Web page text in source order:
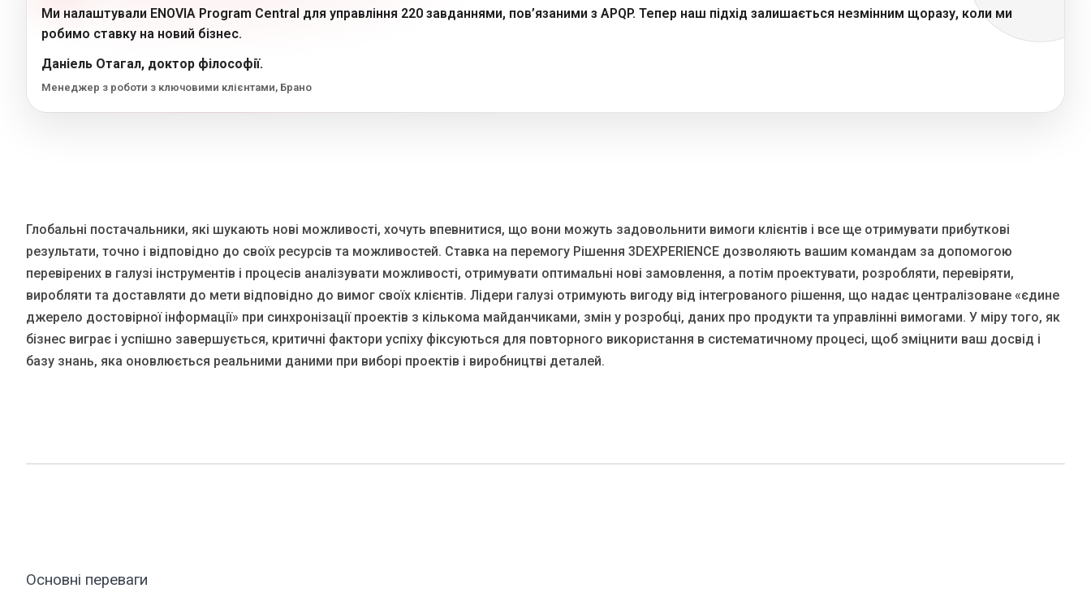
Ми налаштували ENOVIA Program Central для управління 220 завданнями, пов’язаними з APQP. Тепер наш підхід залишається незмінним щоразу, коли ми
робимо ставку на новий бізнес.
Даніель Отагал, доктор філософії.
Менеджер з роботи з ключовими клієнтами, Брано
Глобальні постачальники, які шукають нові можливості, хочуть впевнитися, що вони можуть задовольнити вимоги клієнтів і все ще отримувати прибуткові
результати, точно і відповідно до своїх ресурсів та можливостей. Ставка на перемогу Рішення 3DEXPERIENCE дозволяють вашим командам за допомогою
перевірених в галузі інструментів і процесів аналізувати можливості, отримувати оптимальні нові замовлення, а потім проектувати, розробляти, перевіряти,
виробляти та доставляти до мети відповідно до вимог своїх клієнтів. Лідери галузі отримують вигоду від інтегрованого рішення, що надає централізоване «єдине
джерело достовірної інформації» при синхронізації проектів з кількома майданчиками, змін у розробці, даних про продукти та управлінні вимогами. У міру того, як
бізнес виграє і успішно завершується, критичні фактори успіху фіксуються для повторного використання в систематичному процесі, щоб зміцнити ваш досвід і
базу знань, яка оновлюється реальними даними при виборі проектів і виробництві деталей.
Основні переваги